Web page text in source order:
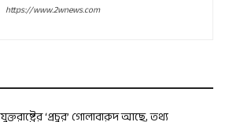
https://www.2wnews.com
যুক্তরাষ্ট্রের ‘প্রচুর’ গোলাবারুদ আছে, তথ্য